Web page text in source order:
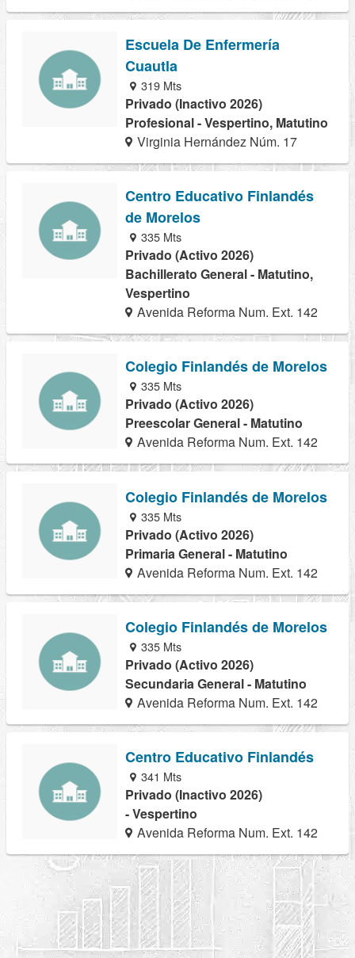
Escuela De Enfermería
Cuautla
319 Mts
Privado (Inactivo 2026)
Profesional - Vespertino, Matutino
Virginia Hernández Núm. 17
Centro Educativo Finlandés
de Morelos
335 Mts
Privado (Activo 2026)
Bachillerato General - Matutino,
Vespertino
Avenida Reforma Num. Ext. 142
Colegio Finlandés de Morelos
335 Mts
Privado (Activo 2026)
Preescolar General - Matutino
Avenida Reforma Num. Ext. 142
Colegio Finlandés de Morelos
335 Mts
Privado (Activo 2026)
Primaria General - Matutino
Avenida Reforma Num. Ext. 142
Colegio Finlandés de Morelos
335 Mts
Privado (Activo 2026)
Secundaria General - Matutino
Avenida Reforma Num. Ext. 142
Centro Educativo Finlandés
341 Mts
Privado (Inactivo 2026)
- Vespertino
Avenida Reforma Num. Ext. 142